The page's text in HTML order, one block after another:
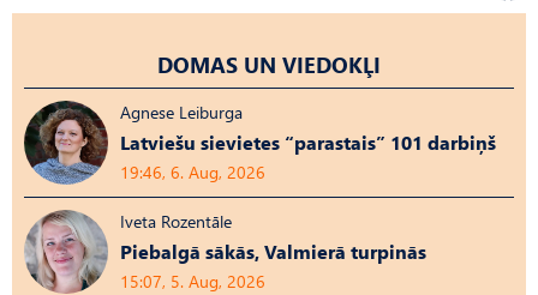
DOMAS UN VIEDOKĻI
Agnese Leiburga
Latviešu sievietes “parastais” 101 darbiņš
19:46, 6. Aug, 2026
Iveta Rozentāle
Piebalgā sākās, Valmierā turpinās
15:07, 5. Aug, 2026